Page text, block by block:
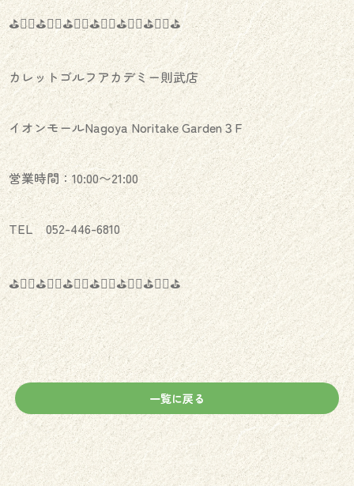
⛳️🏌️‍♂️⛳️🏌️‍♀️⛳️🏌️‍♂️⛳️🏌️‍♀️⛳️🏌️‍♂️⛳️🏌️‍♀️⛳️
カレットゴルフアカデミー則武店
イオンモールNagoya Noritake Garden３F
営業時間：10:00〜21:00
TEL 052-446-6810
⛳️🏌️‍♂️⛳️🏌️‍♀️⛳️🏌️‍♂️⛳️🏌️‍♀️⛳️🏌️‍♂️⛳️🏌️‍♀️⛳️
一覧に戻る